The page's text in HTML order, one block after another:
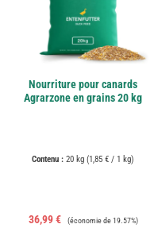
Nourriture pour canards
Agrarzone en grains 20 kg
Contenu : 20 kg (1,85 € / 1 kg)
Prix de vente :
36,99 € Prix régulier :
(économie de 19.57%)